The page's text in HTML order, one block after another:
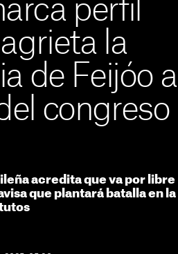
perfil
la
de Feijóo a
congreso
acredita que va por libre
que plantará batalla en la